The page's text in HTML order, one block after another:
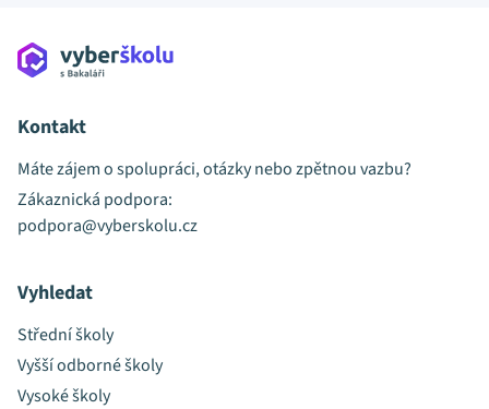
Kontakt
Máte zájem o spolupráci, otázky nebo zpětnou vazbu?
Zákaznická podpora:
podpora@vyberskolu.cz
Vyhledat
Střední školy
Vyšší odborné školy
Vysoké školy